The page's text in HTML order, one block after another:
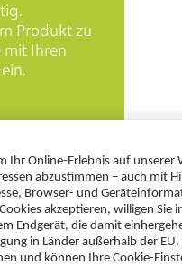
Produkt zu
mit Ihren